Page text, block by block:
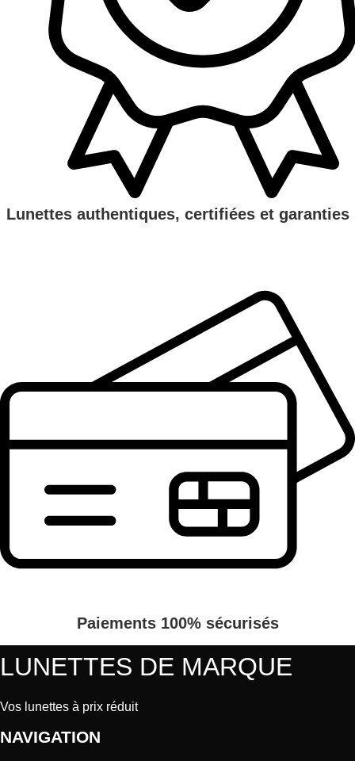
Lunettes authentiques, certifiées et garanties
Paiements 100% sécurisés
LUNETTES DE MARQUE
Vos lunettes à prix réduit
NAVIGATION